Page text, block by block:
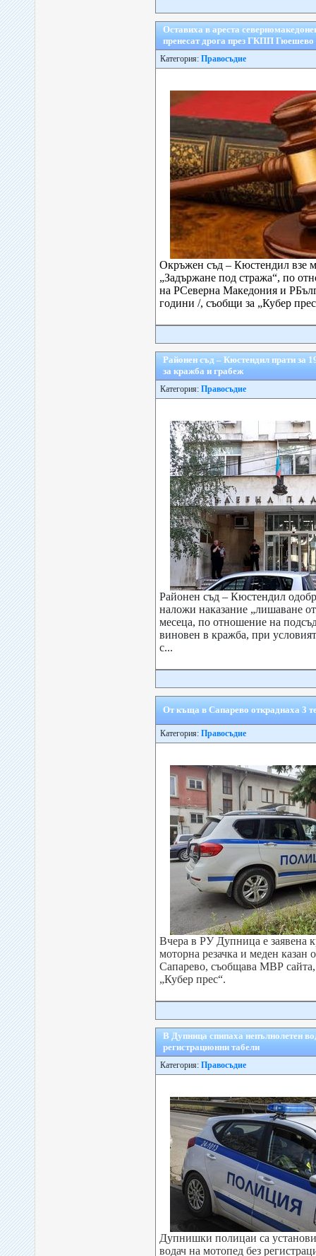
Оставиха в ареста
пренесат дрога през ГКПП Гюешево
Категория: Правосъдие
Окръжен съд – Кюстендил взе
„Задържане под стража“, по
на РСеверна Македония и
години /, съобщи за „Кубер
Районен съд – Кюстендил прати за
за кражба и грабеж
Категория: Правосъдие
Районен съд – Кюстендил
наложи наказание „лишаване
месеца, по отношение на
виновен в кражба, при
с...
От къща в Сапарево откраднаха 3
Категория: Правосъдие
Вчера в РУ Дупница е заявена
моторна резачка и меден казан
Сапарево, съобщава МВР сайта,
„Кубер прес“.
В Дупница спипаха непълнолетен
регистрационни табели
Категория: Правосъдие
Дупнишки полицаи са
водач на мотопед без